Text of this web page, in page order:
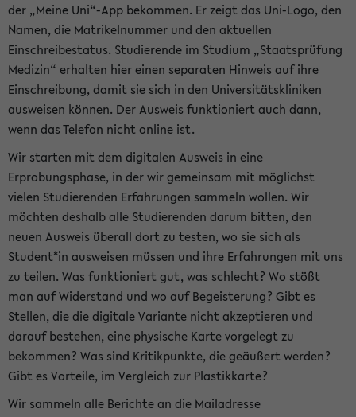
der „Meine Uni“-App bekommen. Er zeigt das Uni-Logo, den
Namen, die Matrikelnummer und den aktuellen
Einschreibestatus. Studierende im Studium „Staatsprüfung
Medizin“ erhalten hier einen separaten Hinweis auf ihre
Einschreibung, damit sie sich in den Universitätskliniken
ausweisen können. Der Ausweis funktioniert auch dann,
wenn das Telefon nicht online ist.
Wir starten mit dem digitalen Ausweis in eine
Erprobungsphase, in der wir gemeinsam mit möglichst
vielen Studierenden Erfahrungen sammeln wollen. Wir
möchten deshalb alle Studierenden darum bitten, den
neuen Ausweis überall dort zu testen, wo sie sich als
Student*in ausweisen müssen und ihre Erfahrungen mit uns
zu teilen. Was funktioniert gut, was schlecht? Wo stößt
man auf Widerstand und wo auf Begeisterung? Gibt es
Stellen, die die digitale Variante nicht akzeptieren und
darauf bestehen, eine physische Karte vorgelegt zu
bekommen? Was sind Kritikpunkte, die geäußert werden?
Gibt es Vorteile, im Vergleich zur Plastikkarte?
Wir sammeln alle Berichte an die Mailadresse